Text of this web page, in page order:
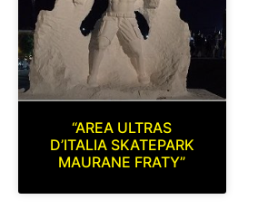
“AREA ULTRAS
D’ITALIA SKATEPARK
MAURANE FRATY”